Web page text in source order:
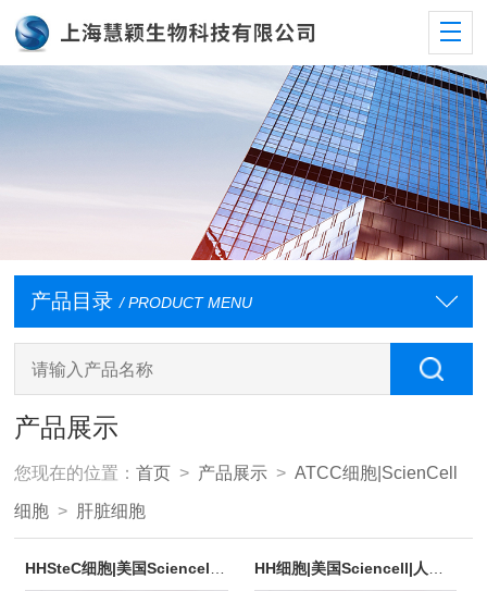
产品目录 / PRODUCT MENU
产品展示
您现在的位置：首页 > 产品展示 >ATCC细胞|ScienCell
细胞 > 肝脏细胞